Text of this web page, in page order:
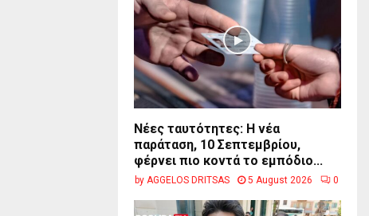
Νέες ταυτότητες: Η νέα
παράταση, 10 Σεπτεμβρίου,
φέρνει πιο κοντά το εμπόδιο...
by AGGELOS DRITSAS 5 August 2026 0